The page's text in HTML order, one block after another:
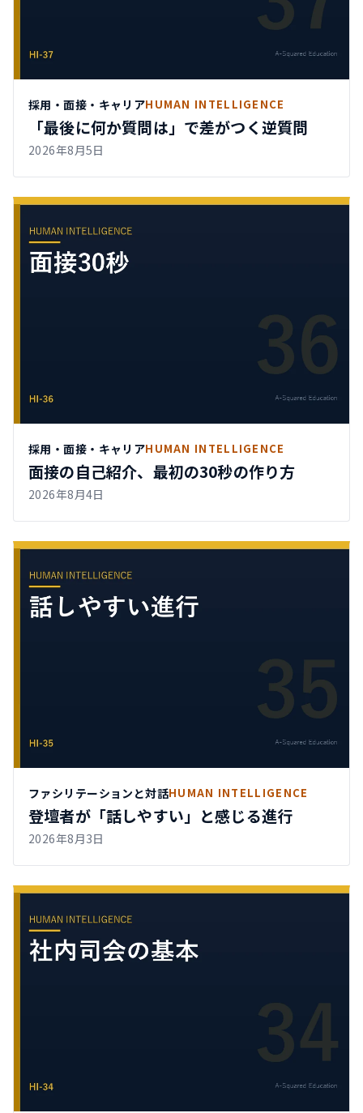
採用・面接・キャリアHUMAN INTELLIGENCE
「最後に何か質問は」で差がつく逆質問
2026年8月5日
採用・面接・キャリアHUMAN INTELLIGENCE
面接の自己紹介、最初の30秒の作り方
2026年8月4日
ファシリテーションと対話HUMAN INTELLIGENCE
登壇者が「話しやすい」と感じる進行
2026年8月3日